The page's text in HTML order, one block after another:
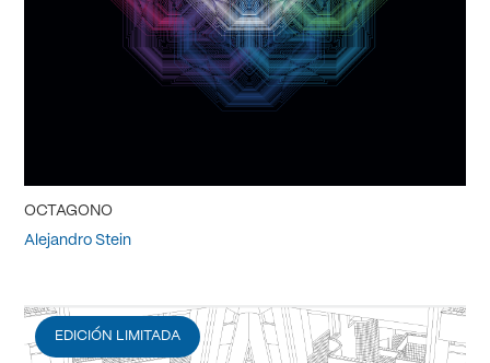
OCTAGONO
Alejandro Stein
EDICIÓN LIMITADA